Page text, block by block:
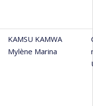
KAMSU KAMWA
Mylène Marina